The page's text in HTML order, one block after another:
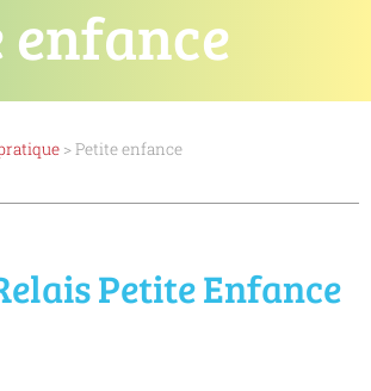
>Petite enfance
Petite Enfance